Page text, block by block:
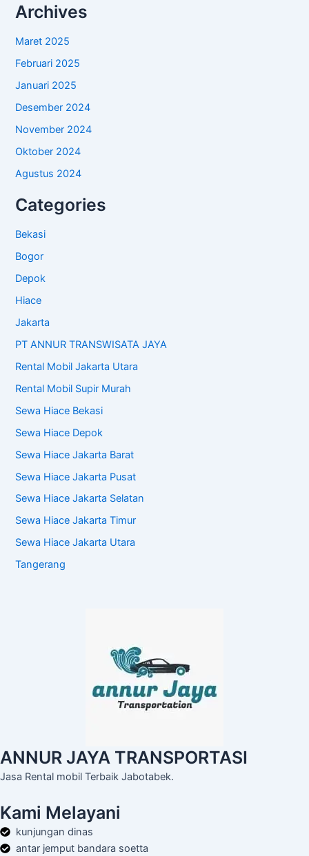
Archives
Maret 2025
Februari 2025
Januari 2025
Desember 2024
November 2024
Oktober 2024
Agustus 2024
Categories
Bekasi
Bogor
Depok
Hiace
Jakarta
PT ANNUR TRANSWISATA JAYA
Rental Mobil Jakarta Utara
Rental Mobil Supir Murah
Sewa Hiace Bekasi
Sewa Hiace Depok
Sewa Hiace Jakarta Barat
Sewa Hiace Jakarta Pusat
Sewa Hiace Jakarta Selatan
Sewa Hiace Jakarta Timur
Sewa Hiace Jakarta Utara
Tangerang
ANNUR JAYA TRANSPORTASI
Jasa Rental mobil Terbaik Jabotabek.
Kami Melayani
kunjungan dinas
antar jemput bandara soetta